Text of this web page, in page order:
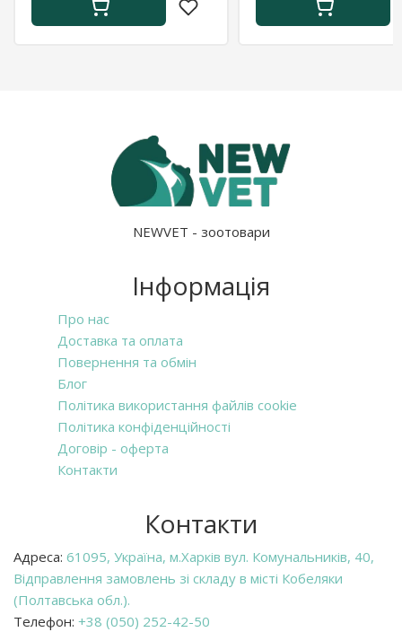
NEWVET - зоотовари
Інформація
Про нас
Доставка та оплата
Повернення та обмін
Блог
Політика використання файлів cookie
Політика конфіденційності
Договір - оферта
Контакти
Контакти
Адреса: 61095, Україна, м.Харків вул. Комунальників, 40,
Відправлення замовлень зі складу в місті Кобеляки
(Полтавська обл.).
Телефон: +38 (050) 252-42-50